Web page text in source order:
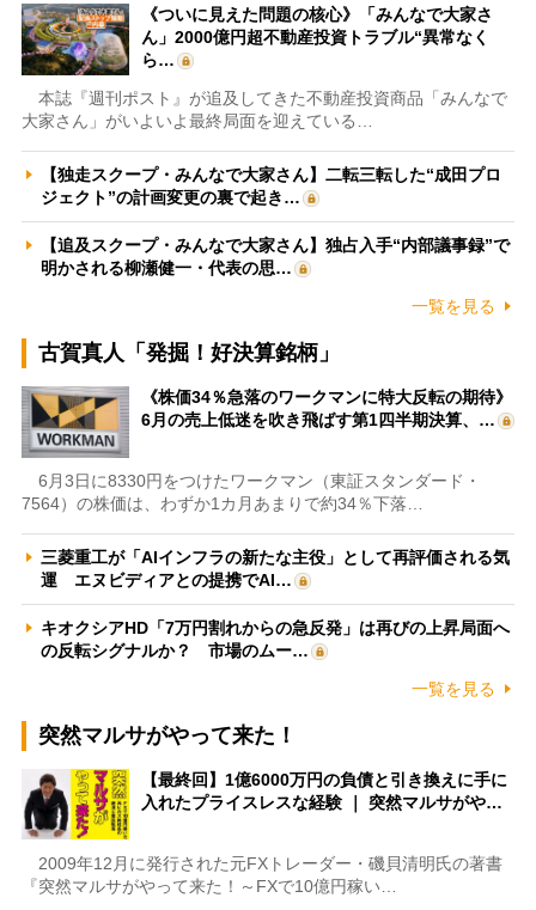
《ついに見えた問題の核心》「みんなで大家さ
ん」2000億円超不動産投資トラブル“異常なく
ら…
本誌『週刊ポスト』が追及してきた不動産投資商品「みんなで
大家さん」がいよいよ最終局面を迎えている…
【独走スクープ・みんなで大家さん】二転三転した“成田プロ
ジェクト”の計画変更の裏で起き…
【追及スクープ・みんなで大家さん】独占入手“内部議事録”で
明かされる柳瀬健一・代表の思…
一覧を見る
古賀真人「発掘！好決算銘柄」
《株価34％急落のワークマンに特大反転の期待》
6月の売上低迷を吹き飛ばす第1四半期決算、…
6月3日に8330円をつけたワークマン（東証スタンダード・
7564）の株価は、わずか1カ月あまりで約34％下落…
三菱重工が「AIインフラの新たな主役」として再評価される気
運 エヌビディアとの提携でAI…
キオクシアHD「7万円割れからの急反発」は再びの上昇局面へ
の反転シグナルか？ 市場のムー…
一覧を見る
突然マルサがやって来た！
【最終回】1億6000万円の負債と引き換えに手に
入れたプライスレスな経験 ｜ 突然マルサがや…
2009年12月に発行された元FXトレーダー・磯貝清明氏の著書
『突然マルサがやって来た！～FXで10億円稼い…